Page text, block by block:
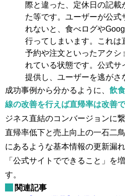
際と違った、定休日の記載
た等です。ユーザーが公式
れないと、食べログや
行ってしまいます。これは
予約や注文といったアクシ
れている状態です。公式サ
提供し、ユーザーを逃がさ
成功事例から分かるように、 飲
線の改善を行えば直帰率は改善
ジネス直結のコンバージョンに
直帰率低下と売上向上の一石二
にあるような基本情報の更新漏
「公式サイトでできること」を
す。
関連記事